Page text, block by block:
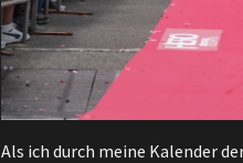
Als ich durch meine Kalender